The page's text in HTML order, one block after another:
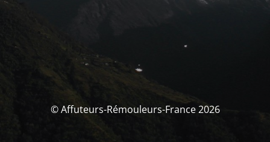
© Affuteurs-Rémouleurs-France 2026